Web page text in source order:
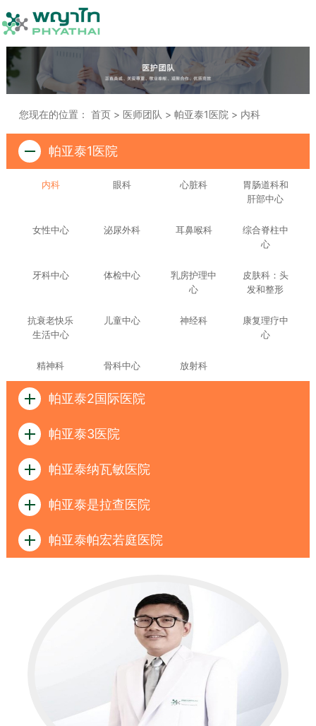
您现在的位置： 首页> 医师团队 > 帕亚泰1医院 > 内科
帕亚泰1医院
内科 眼科 心脏科
胃肠道科和
肝部中心
女性中心 泌尿外科 耳鼻喉科
综合脊柱中
心
牙科中心 体检中心
乳房护理中
心
皮肤科：头
发和整形
抗衰老快乐
生活中心
儿童中心 神经科
康复理疗中
心
精神科 骨科中心 放射科
帕亚泰2国际医院
帕亚泰3医院
帕亚泰纳瓦敏医院
帕亚泰是拉查医院
帕亚泰帕宏若庭医院